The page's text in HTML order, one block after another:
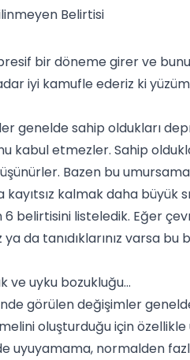
Belirtisi
bir döneme girer ve bunu
iyi kamufle ederiz ki
genelde sahip oldukları
kabul etmezler. Sahip
Bazen bu
kalmak daha büyük
6 belirtisini listeledik. Eğer
da tanıdıklarınız varsa
ve uyku bozukluğu...
görülen değişimler
oluşturduğu için
uyuyamama, normalden